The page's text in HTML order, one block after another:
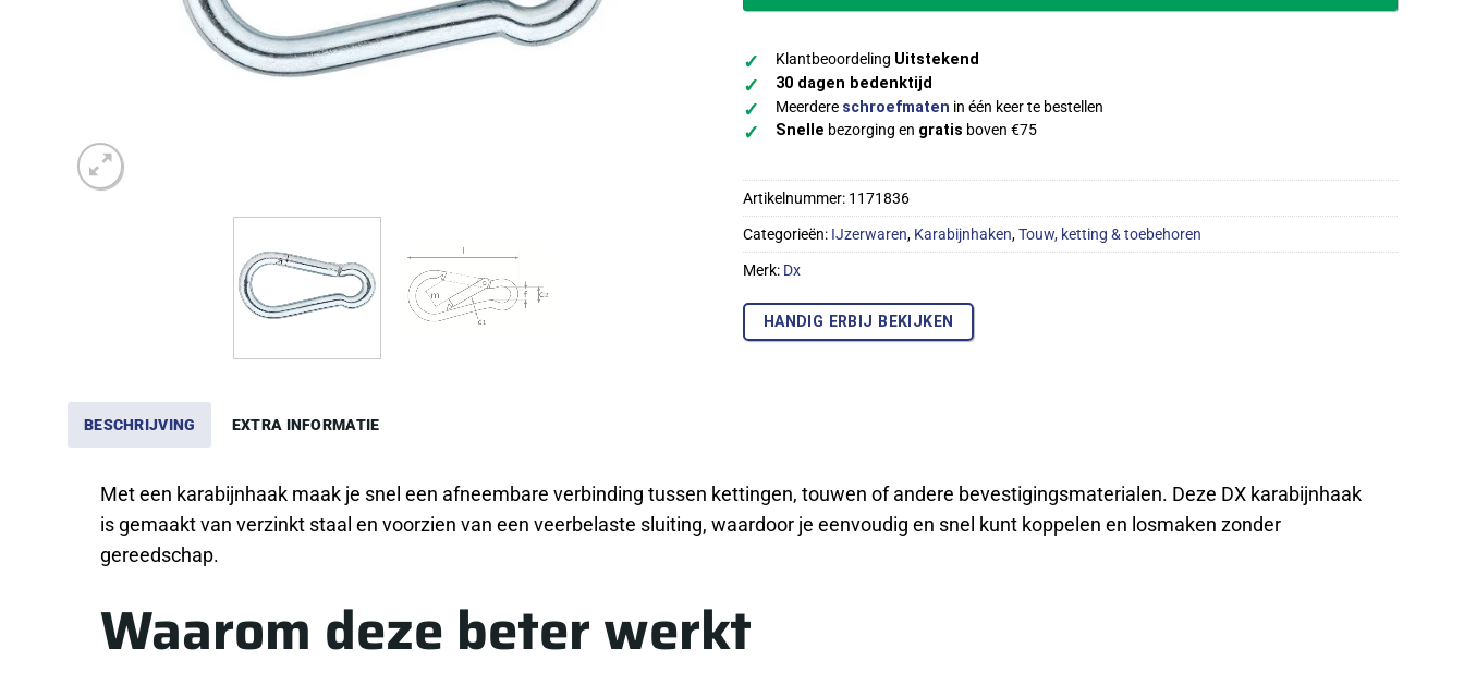
✓ Klantbeoordeling Uitstekend
✓ 30 dagen bedenktijd
✓ Meerdere schroefmaten in één keer te bestellen
✓ Snelle bezorging en gratis boven €75
Artikelnummer: 1171836
Categorieën: IJzerwaren, Karabijnhaken,Touw, ketting & toebehoren
Merk: Dx
HANDIG ERBIJ BEKIJKEN
BESCHRIJVING EXTRA INFORMATIE
Met een karabijnhaak maak je snel een afneembare verbinding tussen kettingen, touwen of andere bevestigingsmaterialen. Deze DX karabijnhaak
is gemaakt van verzinkt staal en voorzien van een veerbelaste sluiting, waardoor je eenvoudig en snel kunt koppelen en losmaken zonder
gereedschap.
Waarom deze beter werkt